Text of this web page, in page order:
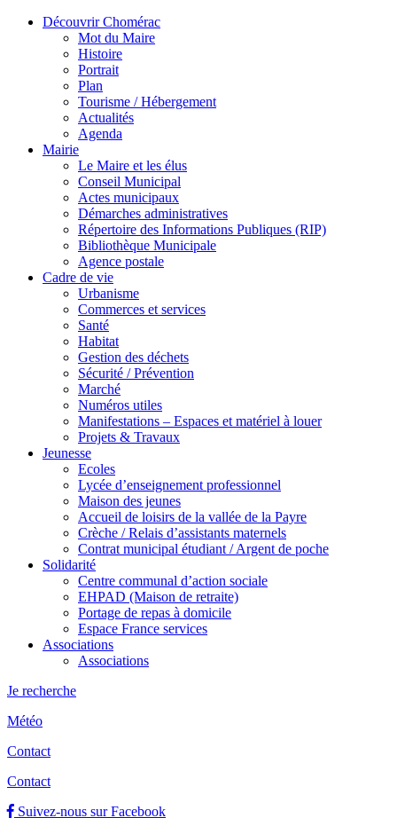
Découvrir Chomérac
Mot du Maire
Histoire
Portrait
Plan
Tourisme / Hébergement
Actualités
Agenda
Mairie
Le Maire et les élus
Conseil Municipal
Actes municipaux
Démarches administratives
Répertoire des Informations Publiques (RIP)
Bibliothèque Municipale
Agence postale
Cadre de vie
Urbanisme
Commerces et services
Santé
Habitat
Gestion des déchets
Sécurité / Prévention
Marché
Numéros utiles
Manifestations – Espaces et matériel à louer
Projets & Travaux
Jeunesse
Ecoles
Lycée d’enseignement professionnel
Maison des jeunes
Accueil de loisirs de la vallée de la Payre
Crèche / Relais d’assistants maternels
Contrat municipal étudiant / Argent de poche
Solidarité
Centre communal d’action sociale
EHPAD (Maison de retraite)
Portage de repas à domicile
Espace France services
Associations
Associations
Je recherche
Météo
Contact
Contact
Suivez-nous sur Facebook